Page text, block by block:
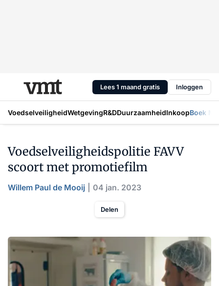
Lees 1 maand gratis Inloggen
VoedselveiligheidWetgevingR&DDuurzaamheidInkoopBoek
Voedselveiligheidspolitie FAVV
scoort met promotiefilm
Willem Paul de Mooij 04 jan. 2023
Delen